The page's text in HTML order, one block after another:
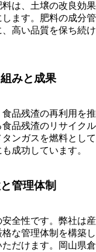
は、土壌の改良効果
ます。肥料の成分管
高い品質を保ち続け
みと成果
品残渣の再利用を推
品残渣のリサイクル
ンガスを燃料として
成功しています。
管理体制
全性です。弊社は産
な管理体制を構築し
だけます。岡山県倉